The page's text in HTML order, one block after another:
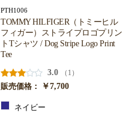
PTH1006
TOMMY HILFIGER（トミーヒル
フィガー）ストライプロゴプリン
トTシャツ / Dog Stripe Logo Print
Tee
3.0
（1）
販売価格：
￥7,700
ネイビー